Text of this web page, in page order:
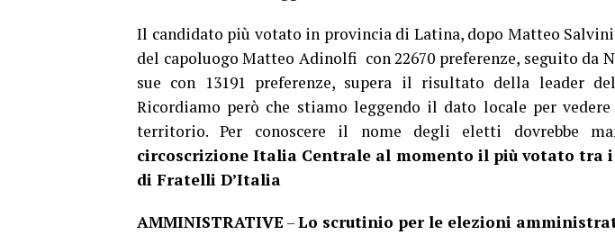
Il candidato più votato in provincia di Latina, dopo Matteo
del capoluogo Matteo Adinolfi con 22670 preferenze, seguito da
sue con 13191 preferenze, supera il risultato della leader
Ricordiamo però che stiamo leggendo il dato locale per
territorio. Per conoscere il nome degli eletti dovrebbe
circoscrizione Italia Centrale al momento il più votato tra i
di Fratelli D’Italia
AMMINISTRATIVE –Lo scrutinio per le elezioni